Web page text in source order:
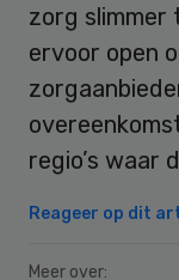
zorg slimmer
ervoor open
regio’s waar
Reageer op dit
Meer over: